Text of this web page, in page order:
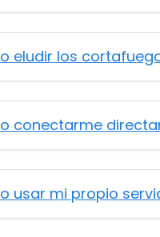
eludir los
conectarme
usar mi propio